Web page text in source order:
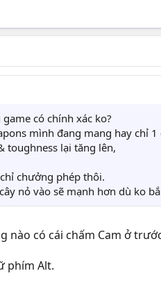
có chính xác ko?
mình đang mang hay chỉ 1
toughness lại tăng lên,
chưởng phép thôi.
nỏ vào sẽ mạnh hơn dù ko
nào có cái chấm Cam ở
phím Alt.